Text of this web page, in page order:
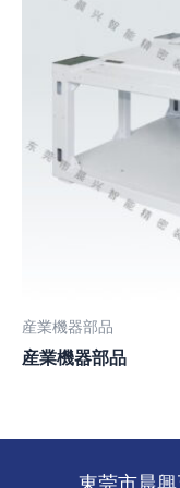
産業機器部品
産業機器部品
東莞市晨